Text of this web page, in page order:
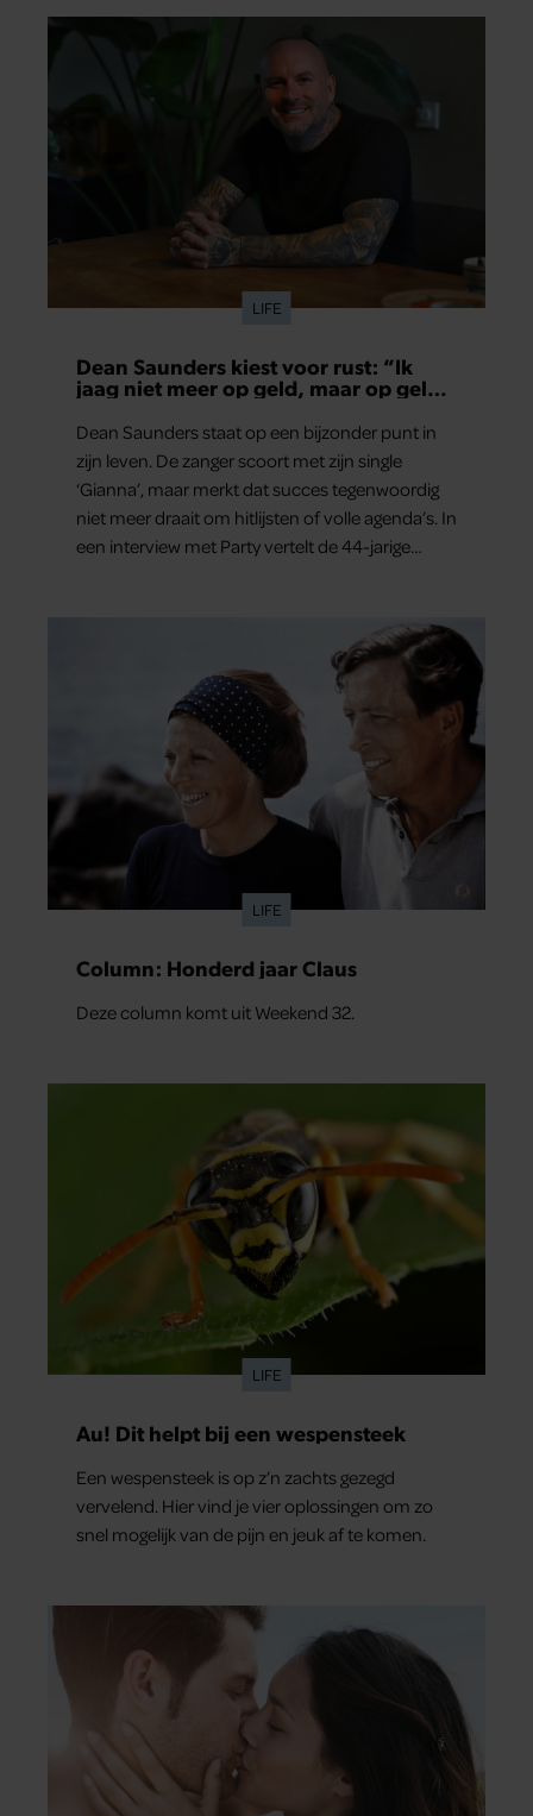
LIFE
Dean Saunders kiest voor rust: “Ik
jaag niet meer op geld, maar op geluk
Dean Saunders staat op een bijzonder punt in
zijn leven. De zanger scoort met zijn single
‘Gianna’, maar merkt dat succes tegenwoordig
niet meer draait om hitlijsten of volle agenda’s. In
een interview met Party vertelt de 44-jarige
oudste zoon London spreekt hij openhartig.
LIFE
Column: Honderd jaar Claus
Deze column komt uit Weekend 32.
LIFE
Au! Dit helpt bij een wespensteek
Een wespensteek is op z’n zachts gezegd
vervelend. Hier vind je vier oplossingen om zo
snel mogelijk van de pijn en jeuk af te komen.